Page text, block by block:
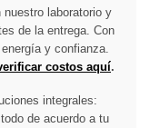
laboratorio y
de la entrega. Con
y confianza.
costos aquí.
integrales:
de acuerdo a tu